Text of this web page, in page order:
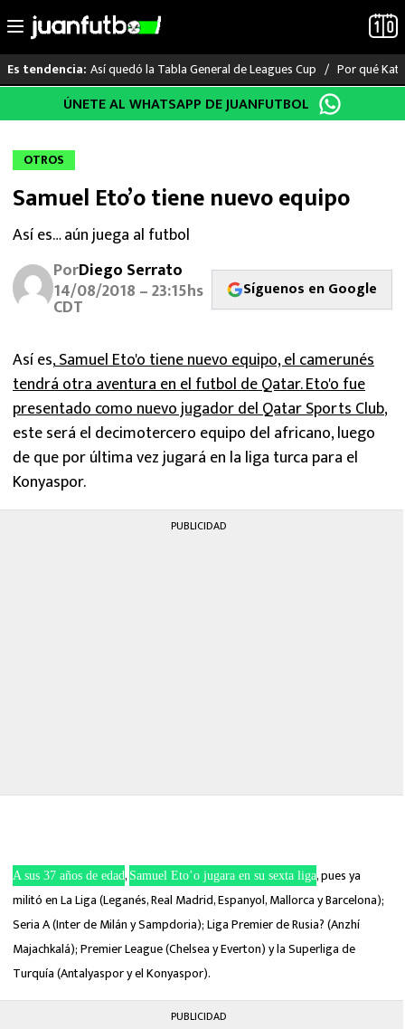
al
Es tendencia: Así quedó la Tabla General de Leagues Cup Por qué
LO ÚLTIMO
LIGA MX
RAYADOS
PUMAS
ATLANTE
FUTBOL INTERNACIONAL
MEXICANOS EN EL EXTRANJERO
FUTBOL ESTUFA
FÓRMULA 1
ÚNETE AL WHATSAPP DE JUANFUTBOL
OTROS
Samuel Eto’o tiene nuevo equipo
Así es… aún juega al futbol
PorDiego Serrato
14/08/2018 – 23:15hs
CDT
Síguenos en Google
Así es,Samuel Eto'o tiene nuevo equipo, el camerunés
tendrá otra aventura en el futbol de Qatar. Eto'o fue
presentado como nuevo jugador del Qatar Sports Club,
este será el decimotercero equipo del africano, luego
de que por última vez jugará en la liga turca para el
Konyaspor.
PUBLICIDAD
A sus 37 años de edad, Samuel Eto’o jugara en su sexta liga, pues ya
militó en La Liga (Leganés, Real Madrid, Espanyol, Mallorca y Barcelona);
Seria A (Inter de Milán y Sampdoria); Liga Premier de Rusia? (Anzhí
Majachkalá); Premier League (Chelsea y Everton) y la Superliga de
Turquía (Antalyaspor y el Konyaspor).
PUBLICIDAD